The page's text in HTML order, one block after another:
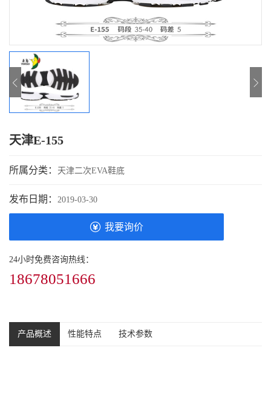
天津E-155
所属分类： 天津二次EVA鞋底
发布日期： 2019-03-30
我要询价
24小时免费咨询热线：
18678051666
产品概述 性能特点 技术参数